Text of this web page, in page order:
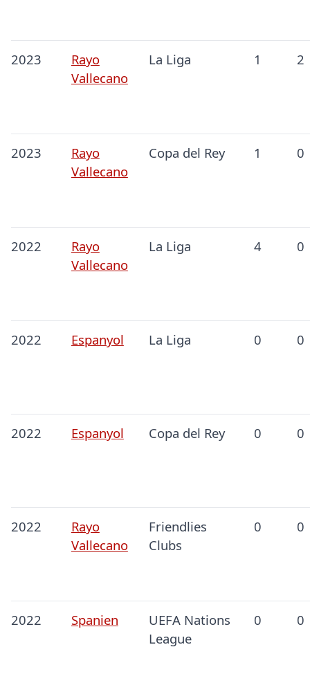
2023
Rayo
Vallecano
La Liga 1 2
2023
Rayo
Vallecano
Copa del Rey 1 0
2022
Rayo
Vallecano
La Liga 4 0
2022 Espanyol La Liga 0 0
2022 Espanyol Copa del Rey 0 0
2022
Rayo
Vallecano
Friendlies
Clubs
0 0
2022 Spanien
UEFA Nations
League
0 0